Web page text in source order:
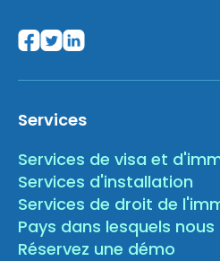
Services
Services de visa et
Services d'installation
Services de droit de
Pays dans lesquels
Réservez une démo